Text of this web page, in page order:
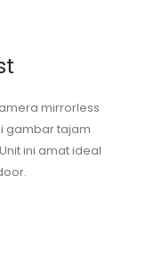
mirrorless
gambar tajam
ini amat ideal